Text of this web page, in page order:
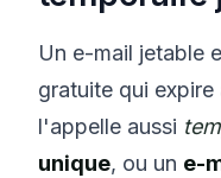
Un e-mail jetable
gratuite qui
l'appelle aussi
unique, ou un e-